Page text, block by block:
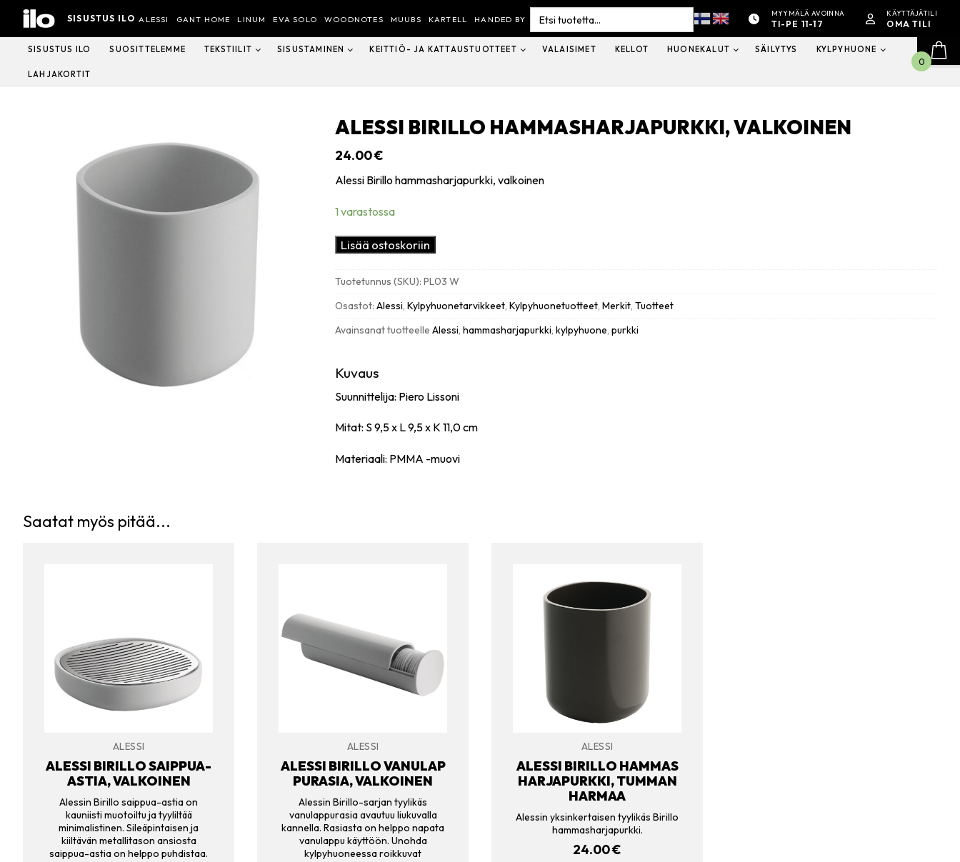
Hyppää
sisältöön
SISUSTUS ILO ALESSI GANT HOME LINUM EVA SOLO WOODNOTES MUUBS KARTELL HANDED BY
Search
for:
MYYMÄLÄ AVOINNA
TI-PE 11-17
KÄYTTÄJÄTILI
OMA TILI
SISUSTUS ILO SUOSITTELEMME TEKSTIILIT SISUSTAMINEN KEITTIÖ- JA KATTAUSTUOTTEET VALAISIMET KELLOT HUONEKALUT SÄILYTYS KYLPYHUONE
LAHJAKORTIT
ALESSI BIRILLO HAMMASHARJAPURKKI, VALKOINEN
24.00€
Alessi Birillo hammasharjapurkki, valkoinen
1 varastossa
Alessi
Birillo
valkoinen
määrä
Lisää ostoskoriin
Tuotetunnus (SKU):PL03 W
Osastot:Alessi,Kylpyhuonetarvikkeet,Kylpyhuonetuotteet,Merkit,Tuotteet
Avainsanat tuotteelleAlessi,hammasharjapurkki,kylpyhuone,purkki
Kuvaus
Suunnittelija: Piero Lissoni
Mitat: S 9,5 x L 9,5 x K 11,0 cm
Materiaali: PMMA -muovi
Saatat myös pitää...
ALESSI
ALESSI BIRILLO SAIPPUA-
ASTIA, VALKOINEN
Alessin Birillo saippua-astia on
kauniisti muotoiltu ja tyyliltää
minimalistinen. Sileäpintaisen ja
kiiltävän metallitason ansiosta
saippua-astia on helppo puhdistaa.
ALESSI
ALESSI BIRILLO VANULAP
PURASIA, VALKOINEN
Alessin Birillo-sarjan tyylikäs
vanulappurasia avautuu liukuvalla
kannella. Rasiasta on helppo napata
vanulappu käyttöön. Unohda
kylpyhuoneessa roikkuvat
ALESSI
ALESSI BIRILLO HAMMAS
HARJAPURKKI, TUMMAN
HARMAA
Alessin yksinkertaisen tyylikäs Birillo
hammasharjapurkki.
24.00€
0